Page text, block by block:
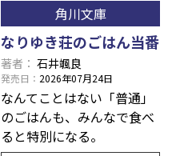
角川文庫
なりゆき荘のごはん当番
著者 石井颯良
発売日 2026年07月24日
なんてことはない「普通」
のごはんも、みんなで食べ
ると特別になる。